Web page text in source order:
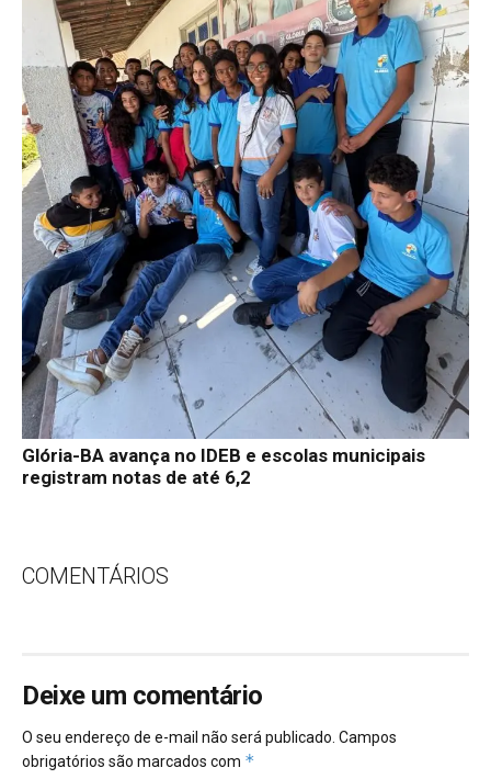
Glória-BA avança no IDEB e escolas municipais
registram notas de até 6,2
COMENTÁRIOS
Deixe um comentário
O seu endereço de e-mail não será publicado. Campos
obrigatórios são marcados com *